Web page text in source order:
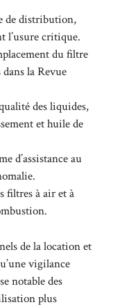
de distribution,
l’usure critique.
du filtre
la Revue
des liquides,
et huile de
d’assistance au
filtres à air et à
de la location et
vigilance
notable des
plus